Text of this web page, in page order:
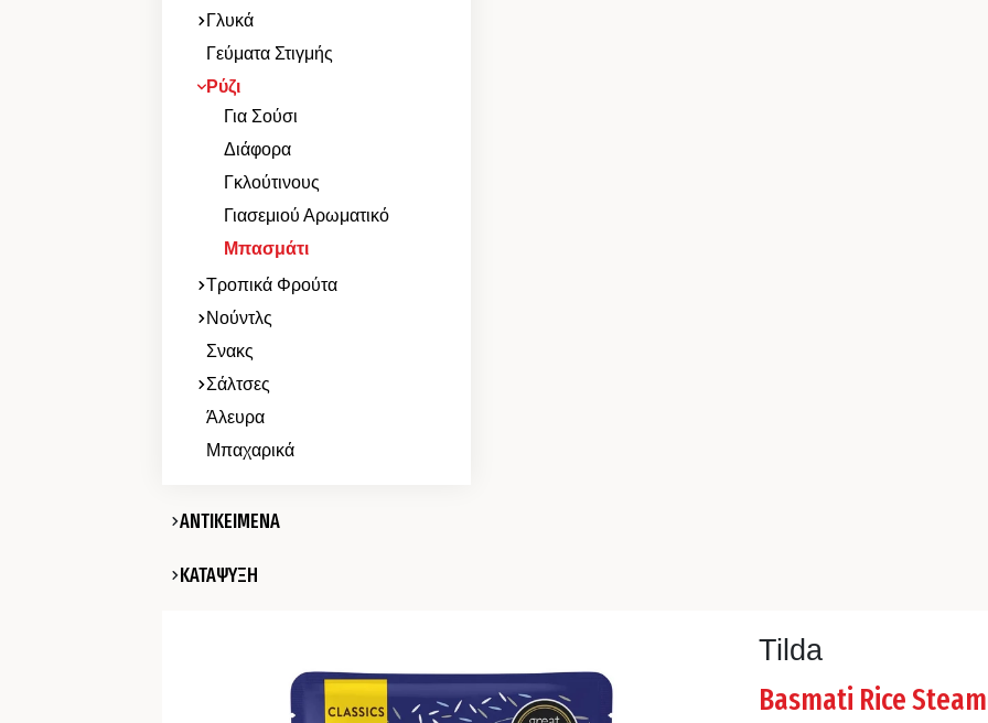
Γλυκά
Γεύματα Στιγμής
Ρύζι
Για Σούσι
Διάφορα
Γκλούτινους
Γιασεμιού Αρωματικό
Μπασμάτι
Τροπικά Φρούτα
Νούντλς
Σνακς
Σάλτσες
Άλευρα
Μπαχαρικά
ΑΝΤΙΚΕΙΜΕΝΑ
ΚΑΤΑΨΥΞΗ
Tilda
Basmati Rice